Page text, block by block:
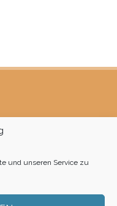
und unseren Service zu